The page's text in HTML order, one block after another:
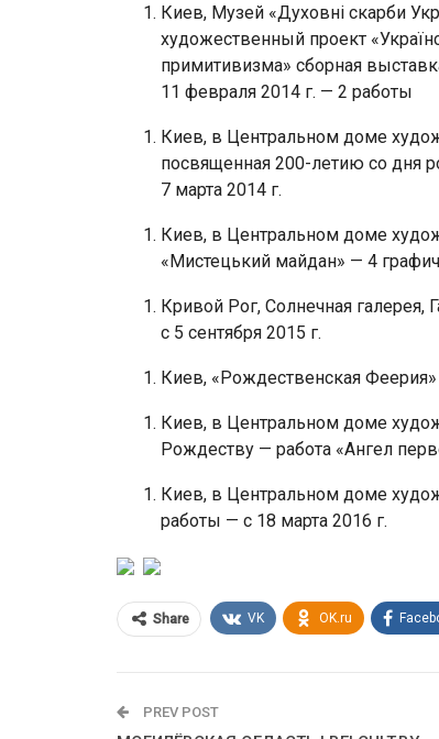
Киев, Музей «Духовні скарби
художественный проект
примитивизма» сборная
11 февраля 2014 г. — 2 работы
Киев, в Центральном доме
посвященная 200-летию со дня
7 марта 2014 г.
Киев, в Центральном доме
«Мистецький майдан» — 4
Кривой Рог, Солнечная галерея,
с 5 сентября 2015 г.
Киев, «Рождественская Феерия»
Киев, в Центральном доме
Рождеству — работа «Ангел
Киев, в Центральном доме
работы — с 18 марта 2016 г.
Share VK OK.ru
PREV POST